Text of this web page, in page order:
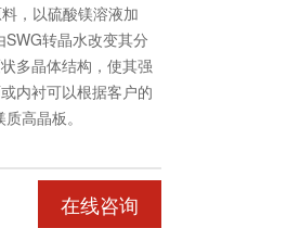
，以硫酸镁溶液加
转晶水改变其分
多晶体结构，使其强
内衬可以根据客户的
高晶板。
在线咨询